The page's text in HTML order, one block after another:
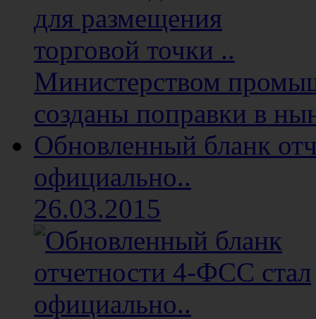
Министерством
созданы поправки в
Обновленный бланк
официально..
26.03.2015